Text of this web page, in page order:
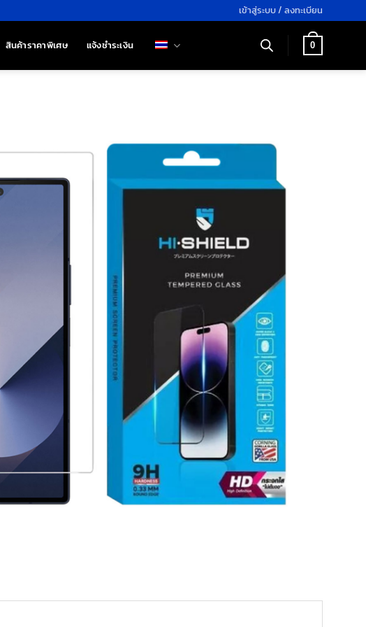
เข้าสู่ระบบ / ลงทะเบียน
สินค้าราคาพิเศษ แจ้งชำระเงิน 0